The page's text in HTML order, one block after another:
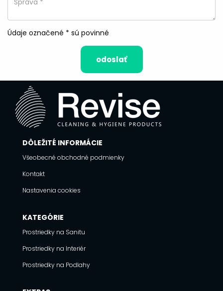
Údaje označené * sú povinné
odoslať
DÔLEŽITÉ INFORMÁCIE
Všeobecné obchodné podmienky
Kontakt
Nastavenia cookies
KATEGÓRIE
Prostriedky na Sanitu
Prostriedky na Interiér
Prostriedky na Podlahy